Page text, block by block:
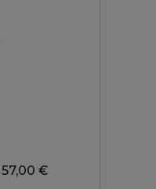
57,00 €